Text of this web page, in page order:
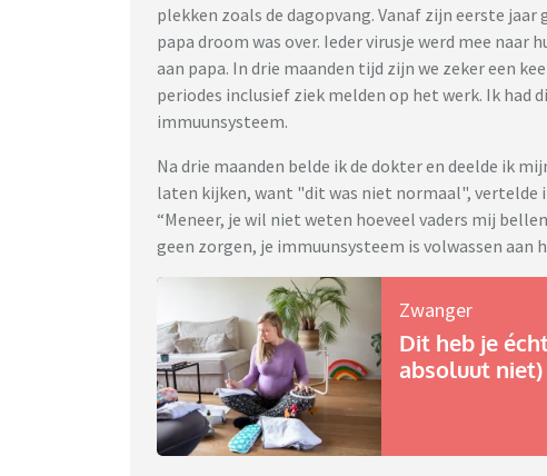
plekken zoals de dagopvang. Vanaf zijn eerste
papa droom was over. Ieder virusje werd mee naar
aan papa. In drie maanden tijd zijn we zeker een
periodes inclusief ziek melden op het werk. Ik
immuunsysteem.
Na drie maanden belde ik de dokter en deelde ik
laten kijken, want "dit was niet normaal", vertelde
“Meneer, je wil niet weten hoeveel vaders mij
geen zorgen, je immuunsysteem is volwassen aan
Zwanger
Dit heb je
absoluut niet)